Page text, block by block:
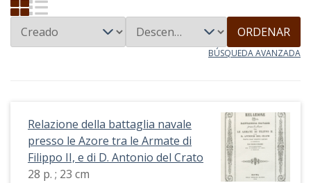
ORDENAR
BÚSQUEDA AVANZADA
Relazione della battaglia navale
presso le Azore tra le Armate di
Filippo II, e di D. Antonio del Crato
28 p. ; 23 cm